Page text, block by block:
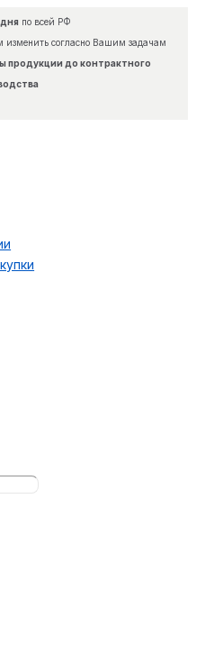
дняпо всей РФ
изменить согласно Вашим задачам
продукции до контрактного